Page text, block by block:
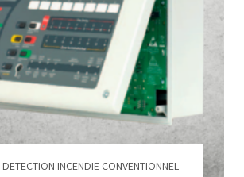
INCENDIE CONVENTIONNEL